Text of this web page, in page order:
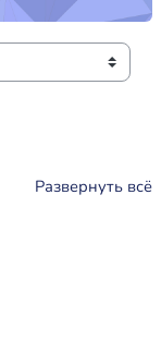
Развернуть всё